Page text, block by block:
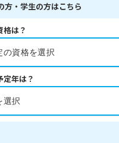
方・学生の方はこちら
格は？
定年は？